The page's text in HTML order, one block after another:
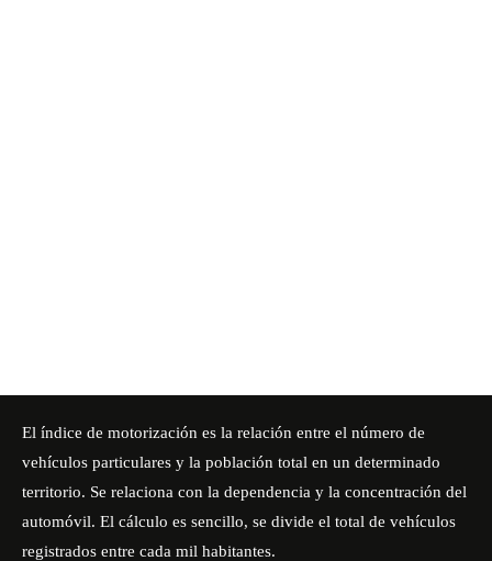
El índice de motorización es la relación entre el número de
vehículos particulares y la población total en un determinado
territorio. Se relaciona con la dependencia y la concentración del
automóvil. El cálculo es sencillo, se divide el total de vehículos
registrados entre cada mil habitantes.